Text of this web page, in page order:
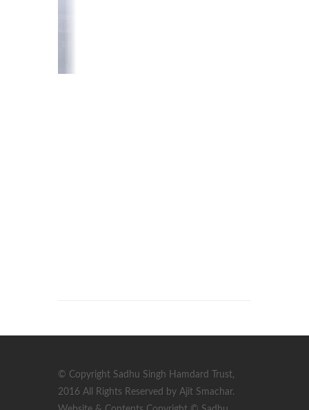
© Copyright Sadhu Singh Hamdard Trust,
2016 All Rights Reserved by Ajit Smachar.